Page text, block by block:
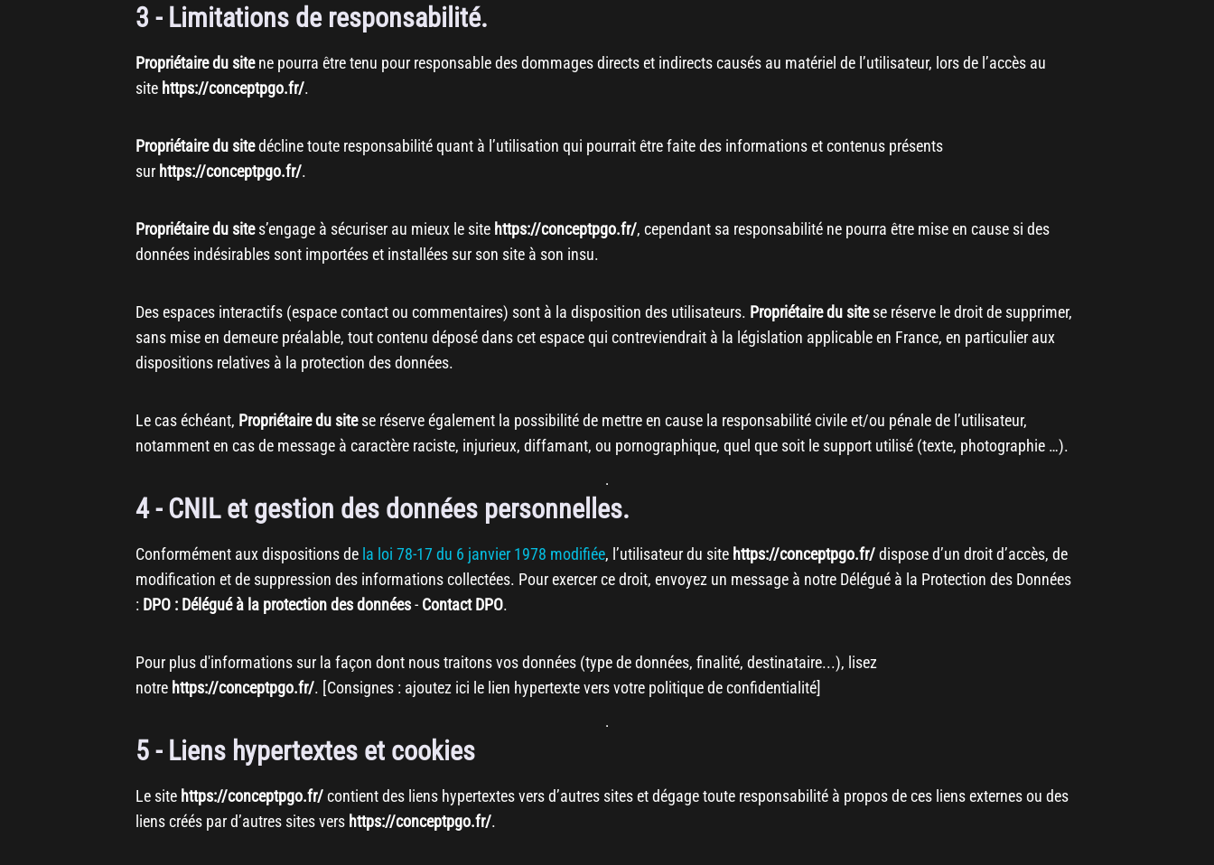
3 - Limitations de responsabilité.
Propriétaire du sitene pourra être tenu pour responsable des dommages directs et indirects causés au matériel de l’utilisateur, lors de l’accès au
site https://conceptpgo.fr/.
Propriétaire du sitedécline toute responsabilité quant à l’utilisation qui pourrait être faite des informations et contenus présents
sur https://conceptpgo.fr/.
Propriétaire du sites’engage à sécuriser au mieux le site https://conceptpgo.fr/, cependant sa responsabilité ne pourra être mise en cause si des
données indésirables sont importées et installées sur son site à son insu.
Des espaces interactifs (espace contact ou commentaires) sont à la disposition des utilisateurs. Propriétaire du sitese réserve le droit de supprimer,
sans mise en demeure préalable, tout contenu déposé dans cet espace qui contreviendrait à la législation applicable en France, en particulier aux
dispositions relatives à la protection des données.
Le cas échéant, Propriétaire du sitese réserve également la possibilité de mettre en cause la responsabilité civile et/ou pénale de l’utilisateur,
notamment en cas de message à caractère raciste, injurieux, diffamant, ou pornographique, quel que soit le support utilisé (texte, photographie …).
4 - CNIL et gestion des données personnelles.
Conformément aux dispositions de la loi 78-17 du 6 janvier 1978 modifiée, l’utilisateur du site https://conceptpgo.fr/dispose d’un droit d’accès, de
modification et de suppression des informations collectées. Pour exercer ce droit, envoyez un message à notre Délégué à la Protection des Données
: DPO : Délégué à la protection des données- Contact DPO.
Pour plus d'informations sur la façon dont nous traitons vos données (type de données, finalité, destinataire...), lisez
notre https://conceptpgo.fr/. [Consignes : ajoutez ici le lien hypertexte vers votre politique de confidentialité]
5 - Liens hypertextes et cookies
Le site https://conceptpgo.fr/contient des liens hypertextes vers d’autres sites et dégage toute responsabilité à propos de ces liens externes ou des
liens créés par d’autres sites vers https://conceptpgo.fr/.